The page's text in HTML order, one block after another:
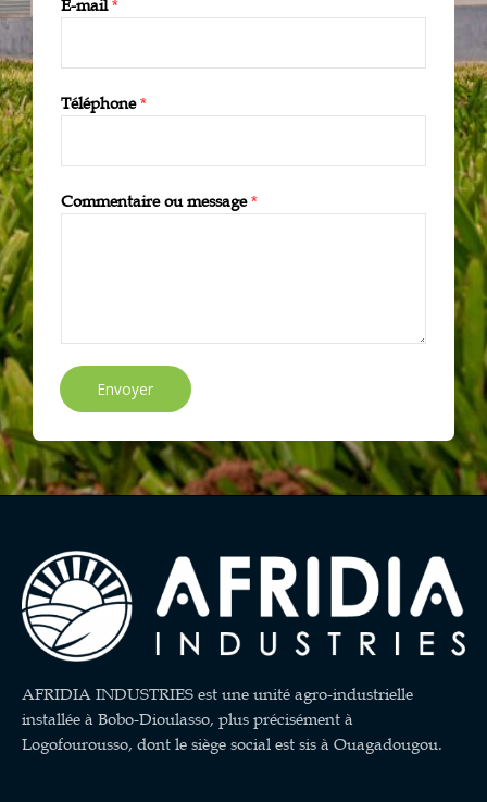
E-mail*
Téléphone*
Commentaire ou message*
Envoyer
AFRIDIA INDUSTRIES est une unité agro-industrielle
installée à Bobo-Dioulasso, plus précisément à
Logofourousso, dont le siège social est sis à Ouagadougou.